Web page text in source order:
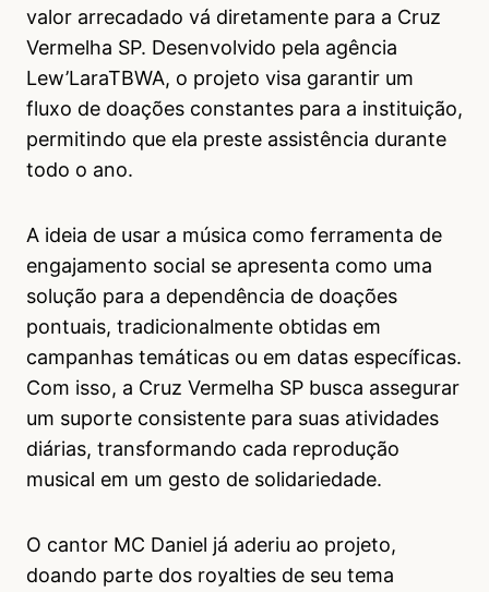
valor arrecadado vá diretamente para a Cruz
Vermelha SP. Desenvolvido pela agência
Lew’LaraTBWA, o projeto visa garantir um
fluxo de doações constantes para a instituição,
permitindo que ela preste assistência durante
todo o ano.
A ideia de usar a música como ferramenta de
engajamento social se apresenta como uma
solução para a dependência de doações
pontuais, tradicionalmente obtidas em
campanhas temáticas ou em datas específicas.
Com isso, a Cruz Vermelha SP busca assegurar
um suporte consistente para suas atividades
diárias, transformando cada reprodução
musical em um gesto de solidariedade.
O cantor MC Daniel já aderiu ao projeto,
doando parte dos royalties de seu tema